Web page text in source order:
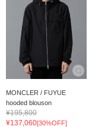
MONCLER / FUYUE
hooded blouson
¥195,800
¥137,060[30%OFF]